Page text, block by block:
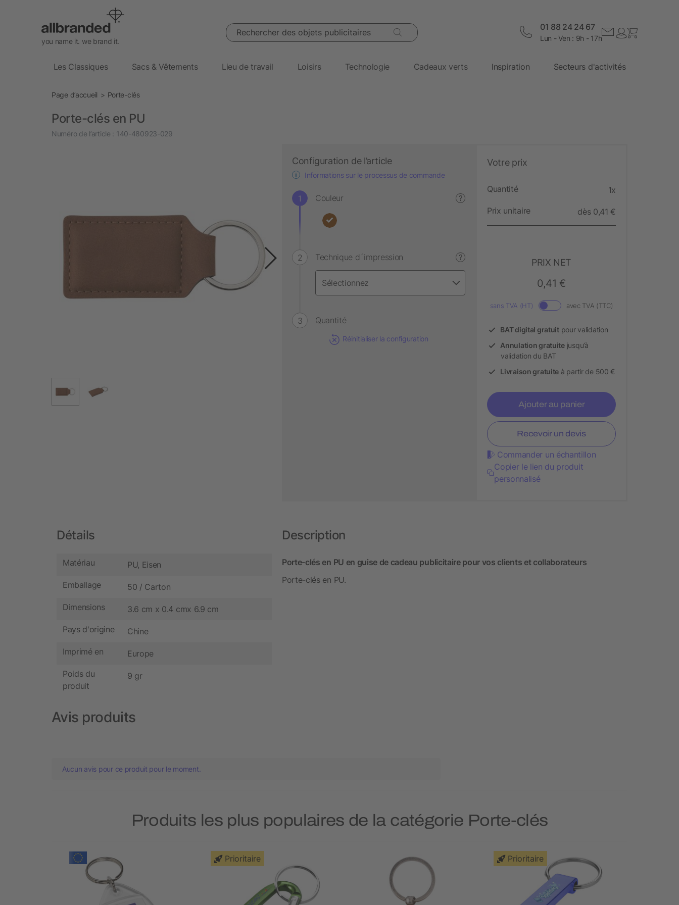
you name it. we brand it.
Rechercher des objets publicitaires 01 88 24 24 67
Lun - Ven : 9h - 17h
Les Classiques Sacs & Vêtements Lieu de travail Loisirs Technologie Cadeaux verts Inspiration Secteurs d'activités
Page d’accueil Porte-clés
Porte-clés en PU
Numéro de l’article : 140-480923-029
Configuration de l’article
Informations sur le processus de commande
Couleur ?
Technique d´impression ?
Quantité
Réinitialiser la configuration
Votre prix
Quantité 1x
Prix unitaire dès 0,41 €
PRIX NET
0,41 €
sans TVA (HT) avec TVA (TTC)
BAT digital gratuitpour validation
Annulation gratuitejusqu’à
validation du BAT
Livraison gratuite à partir de 500 €
Ajouter au panier
Recevoir un devis
Commander un échantillon
Copier le lien du produit
personnalisé
Détails
Matériau PU, Eisen
Emballage 50 / Carton
Dimensions 3.6 cm x 0.4 cmx 6.9 cm
Pays d'origine Chine
Imprimé en Europe
Poids du
produit
9 gr
Description
Porte-clés en PU en guise de cadeau publicitaire pour vos clients et collaborateurs
Porte-clés en PU.
Avis produits
Aucun avis pour ce produit pour le moment.
Produits les plus populaires de la catégorie Porte-clés
Prioritaire Prioritaire